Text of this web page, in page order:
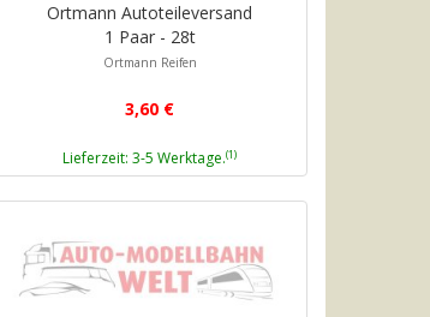
Ortmann Autoteileversand
1 Paar - 28t
Ortmann Reifen
3,60 €
Lieferzeit: 3-5 Werktage.(1)